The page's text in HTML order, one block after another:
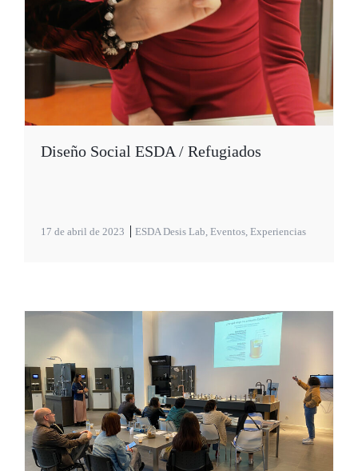
Diseño Social ESDA / Refugiados
17 de abril de 2023 ESDA Desis Lab, Eventos, Experiencias